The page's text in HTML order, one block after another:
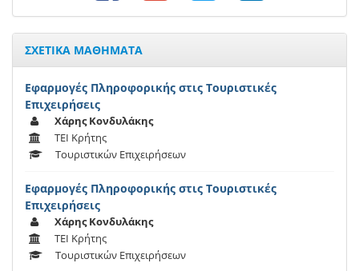
ΣΧΕΤΙΚΑ ΜΑΘΗΜΑΤΑ
Εφαρμογές Πληροφορικής στις Τουριστικές
Επιχειρήσεις
Χάρης Κονδυλάκης
ΤΕΙ Κρήτης
Τουριστικών Επιχειρήσεων
Εφαρμογές Πληροφορικής στις Τουριστικές
Επιχειρήσεις
Χάρης Κονδυλάκης
ΤΕΙ Κρήτης
Τουριστικών Επιχειρήσεων